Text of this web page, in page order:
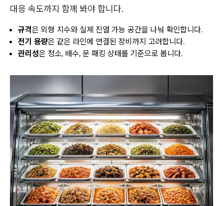
대응 속도까지 함께 봐야 합니다.
규격은 외형 치수와 실제 진열 가능 공간을 나눠 확인합니다.
전기 용량은 같은 라인에 연결된 장비까지 고려합니다.
관리성은 청소, 배수, 문 패킹 상태를 기준으로 봅니다.